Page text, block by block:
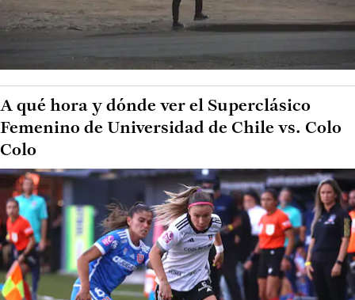
A qué hora y dónde ver el Superclásico
Femenino de Universidad de Chile vs. Colo
Colo